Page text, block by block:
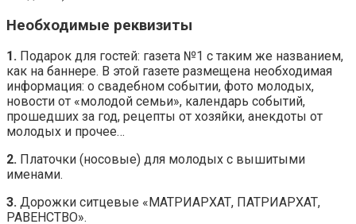
Необходимые реквизиты
1. Подарок для гостей: газета №1 с таким же названием,
как на баннере. В этой газете размещена необходимая
информация: о свадебном событии, фото молодых,
новости от «молодой семьи», календарь событий,
прошедших за год, рецепты от хозяйки, анекдоты от
молодых и прочее…
2. Платочки (носовые) для молодых с вышитыми
именами.
3. Дорожки ситцевые «МАТРИАРХАТ, ПАТРИАРХАТ,
РАВЕНСТВО».